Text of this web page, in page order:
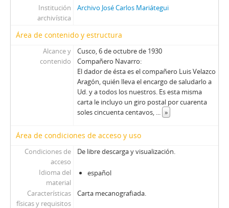
Institución
archivística
Archivo José Carlos Mariátegui
Área de contenido y estructura
Alcance y
contenido
Cusco, 6 de octubre de 1930
Compañero Navarro:
El dador de ésta es el compañero Luis Velazco
Aragón, quién lleva el encargo de saludarlo a
Ud. y a todos los nuestros. Es esta misma
carta le incluyo un giro postal por cuarenta
soles cincuenta centavos, ... »
Área de condiciones de acceso y uso
Condiciones de
acceso
De libre descarga y visualización.
Idioma del
material
español
Características
físicas y requisitos
Carta mecanografiada.